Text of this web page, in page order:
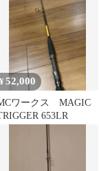
ットオレンジ◆
¥52,000
ワークス MAGIC
653LR